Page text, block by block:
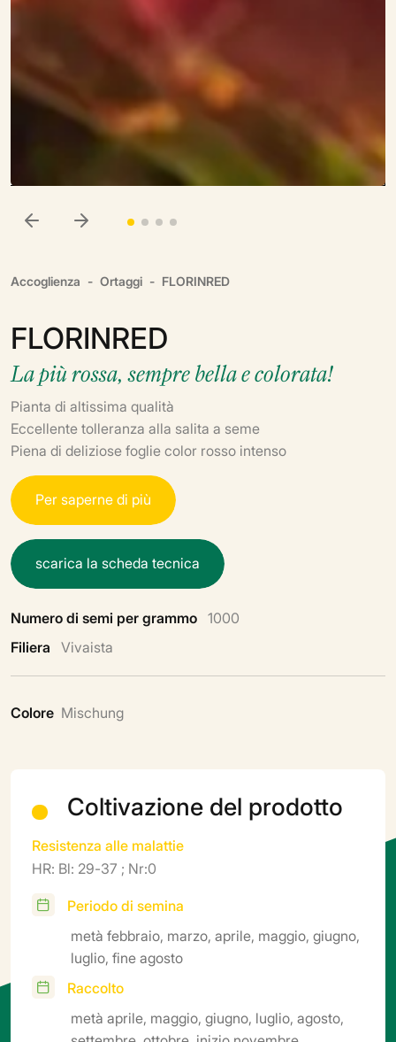
Accoglienza Ortaggi FLORINRED
FLORINRED
La più rossa, sempre bella e colorata!
Pianta di altissima qualità
Eccellente tolleranza alla salita a seme
Piena di deliziose foglie color rosso intenso
Per sapernedi più
scarica la scheda tecnica
Numero di semi per grammo 1000
Filiera Vivaista
Colore Mischung
Coltivazione del prodotto
Resistenza alle malattie
HR: Bl: 29-37 ; Nr:0
Periodo di semina
metà febbraio, marzo, aprile, maggio, giugno,
luglio, fine agosto
Raccolto
metà aprile, maggio, giugno, luglio, agosto,